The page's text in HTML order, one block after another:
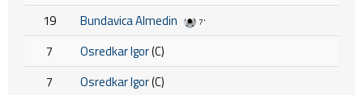
19 Bundavica Almedin 7'
7 Osredkar Igor(C)
7
Osredkar Igor(C)